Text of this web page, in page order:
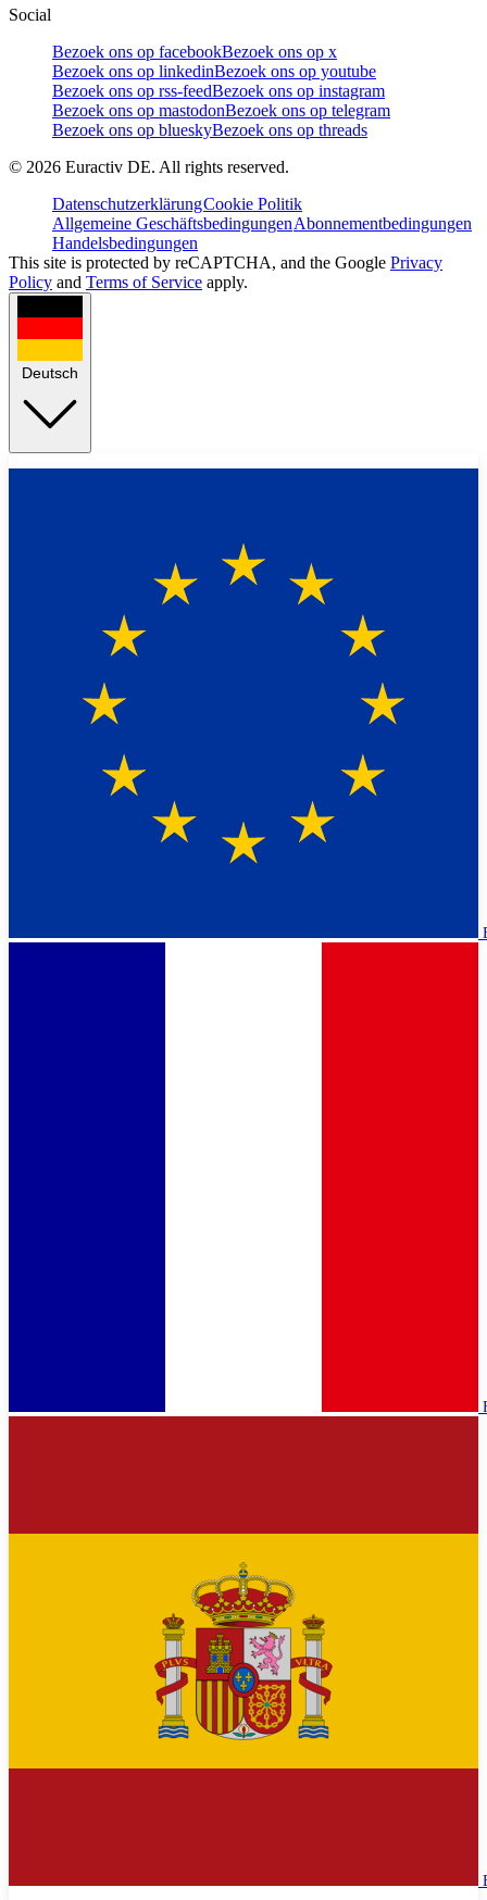
Social
Bezoek ons op facebookBezoek ons op x
Bezoek ons op linkedinBezoek ons op youtube
Bezoek ons op rss-feedBezoek ons op instagram
Bezoek ons op mastodonBezoek ons op telegram
Bezoek ons op blueskyBezoek ons op threads
© 2026 Euractiv DE. All rights reserved.
DatenschutzerklärungCookie Politik
Allgemeine GeschäftsbedingungenAbonnementbedingungen
Handelsbedingungen
This site is protected by reCAPTCHA, and the Google Privacy
Policy and Terms of Service apply.
Deutsch